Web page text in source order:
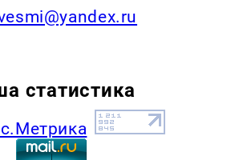
статистика